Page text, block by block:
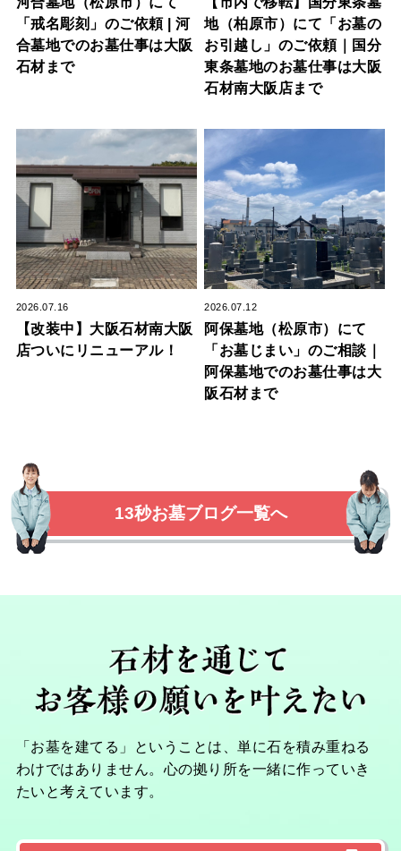
「戒名彫刻」のご依頼 | 河
合墓地でのお墓仕事は大阪
石材まで
地（柏原市）にて「お墓の
お引越し」のご依頼｜国分
東条墓地のお墓仕事は大阪
石材南大阪店まで
2026.07.16
【改装中】大阪石材南大阪
店ついにリニューアル！
2026.07.12
阿保墓地（松原市）にて
「お墓じまい」のご相談｜
阿保墓地でのお墓仕事は大
阪石材まで
13秒お墓ブログ一覧へ
「お墓を建てる」ということは、単に石を積み重ねる
わけではありません。心の拠り所を一緒に作っていき
たいと考えています。